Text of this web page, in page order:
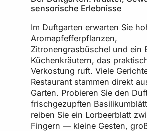
sensorische Erlebnisse
Im Duftgarten erwarten Sie
Aromapfefferpflanzen,
Zitronengrasbüschel und ein
Küchenkräutern, das
Verkostung ruft. Viele
Restaurant stammen direkt
Garten. Probieren Sie den
frischgezupften
reiben Sie ein Lorbeerblatt
Fingern — kleine Gesten,